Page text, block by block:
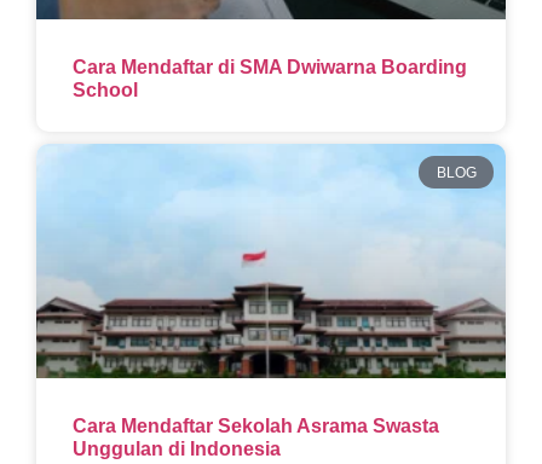
Cara Mendaftar di SMA Dwiwarna Boarding
School
BLOG
Cara Mendaftar Sekolah Asrama Swasta
Unggulan di Indonesia